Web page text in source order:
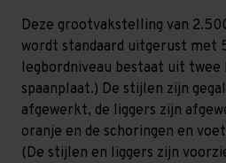
Deze grootvakstelling van
wordt standaard uitgerust met
legbordniveau bestaat uit twee
spaanplaat.) De stijlen zijn
afgewerkt, de liggers zijn
oranje en de schoringen en
(De stijlen en liggers zijn